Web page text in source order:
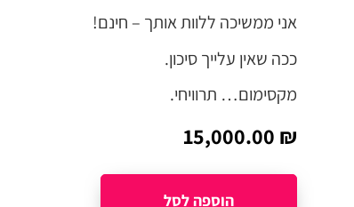
אני ממשיכה ללוות אותך – חינם!
ככה שאין עלייך סיכון.
מקסימום… תרוויחי.
15,000.00 ₪